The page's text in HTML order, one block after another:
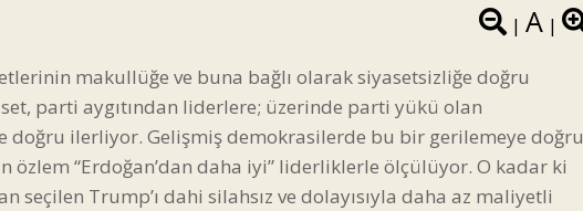
| A |
makullüğe ve buna bağlı olarak siyasetsizliğe doğru
parti aygıtından liderlere; üzerinde parti yükü olan
ilerliyor. Gelişmiş demokrasilerde bu bir gerilemeye doğru
özlem “Erdoğan’dan daha iyi” liderliklerle ölçülüyor. O kadar ki
seçilen Trump’ı dahi silahsız ve dolayısıyla daha az maliyetli